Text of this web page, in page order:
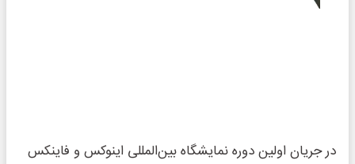
در جریان اولین دوره نمایشگاه بین‌المللی اینوکس و فاینکس